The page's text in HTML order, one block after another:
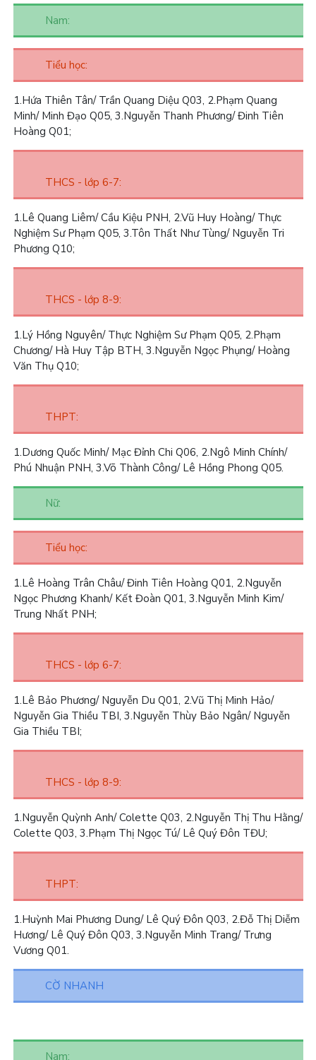
Nam:
Tiểu học:
1.Hứa Thiên Tân/ Trần Quang Diệu Q03, 2.Phạm Quang
Minh/ Minh Đạo Q05, 3.Nguyễn Thanh Phương/ Đinh Tiên
Hoàng Q01;
THCS - lớp 6-7:
1.Lê Quang Liêm/ Cầu Kiệu PNH, 2.Vũ Huy Hoàng/ Thực
Nghiệm Sư Phạm Q05, 3.Tôn Thất Như Tùng/ Nguyễn Tri
Phương Q10;
THCS - lớp 8-9:
1.Lý Hồng Nguyên/ Thực Nghiệm Sư Phạm Q05, 2.Phạm
Chương/ Hà Huy Tập BTH, 3.Nguyễn Ngọc Phụng/ Hoàng
Văn Thụ Q10;
THPT:
1.Dương Quốc Minh/ Mạc Đỉnh Chi Q06, 2.Ngô Minh Chính/
Phú Nhuận PNH, 3.Võ Thành Công/ Lê Hồng Phong Q05.
Nữ:
Tiểu học:
1.Lê Hoàng Trân Châu/ Đinh Tiên Hoàng Q01, 2.Nguyễn
Ngọc Phương Khanh/ Kết Đoàn Q01, 3.Nguyễn Minh Kim/
Trung Nhất PNH;
THCS - lớp 6-7:
1.Lê Bảo Phương/ Nguyễn Du Q01, 2.Vũ Thị Minh Hảo/
Nguyễn Gia Thiều TBI, 3.Nguyễn Thùy Bảo Ngân/ Nguyễn
Gia Thiều TBI;
THCS - lớp 8-9:
1.Nguyễn Quỳnh Anh/ Colette Q03, 2.Nguyễn Thị Thu Hằng/
Colette Q03, 3.Phạm Thị Ngọc Tú/ Lê Quý Đôn TĐU;
THPT:
1.Huỳnh Mai Phương Dung/ Lê Quý Đôn Q03, 2.Đỗ Thị Diễm
Hương/ Lê Quý Đôn Q03, 3.Nguyễn Minh Trang/ Trưng
Vương Q01.
CỜ NHANH
Nam: